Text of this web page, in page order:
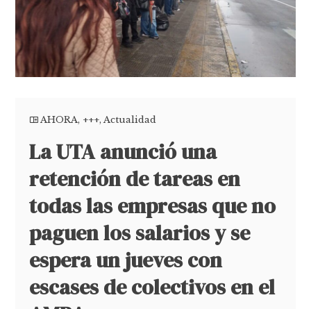
AHORA, +++,Actualidad
La UTA anunció una
retención de tareas en
todas las empresas que no
paguen los salarios y se
espera un jueves con
escases de colectivos en el